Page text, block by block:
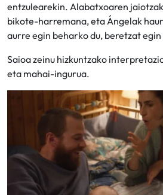
entzulearekin. Alabatxoaren
bikote-harremana, eta Ángelak
aurre egin beharko du, beretzat
Saioa zeinu hizkuntzako
eta mahai-ingurua.